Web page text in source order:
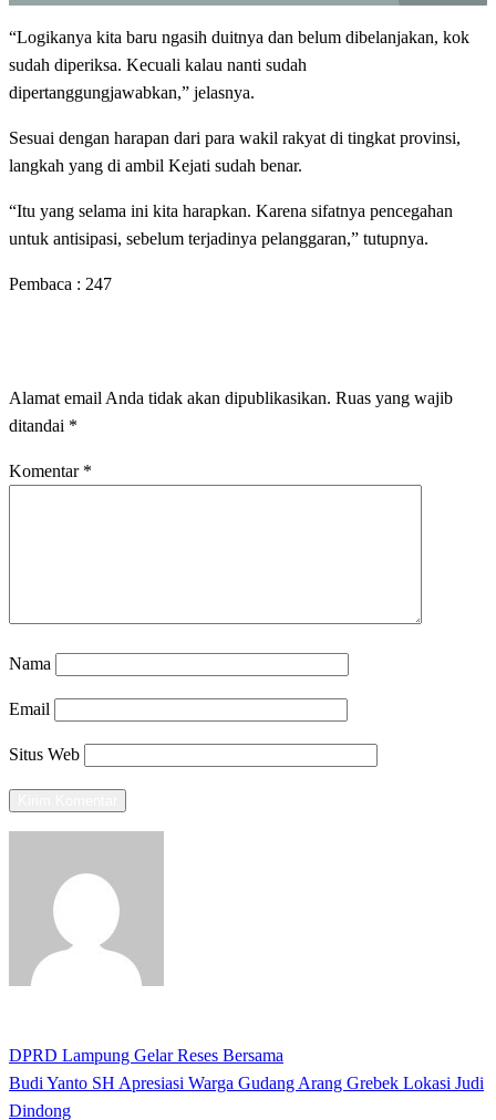
“Logikanya kita baru ngasih duitnya dan belum dibelanjakan, kok
sudah diperiksa. Kecuali kalau nanti sudah
dipertanggungjawabkan,” jelasnya.
Sesuai dengan harapan dari para wakil rakyat di tingkat provinsi,
langkah yang di ambil Kejati sudah benar.
“Itu yang selama ini kita harapkan. Karena sifatnya pencegahan
untuk antisipasi, sebelum terjadinya pelanggaran,” tutupnya.
Pembaca : 247
Alamat email Anda tidak akan dipublikasikan. Ruas yang wajib
ditandai *
Komentar *
Nama
Email
Situs Web
Navigasi
pos
Previous
Post
DPRD Lampung Gelar Reses Bersama
Next
Post
Budi Yanto SH Apresiasi Warga Gudang Arang Grebek Lokasi Judi
Dindong